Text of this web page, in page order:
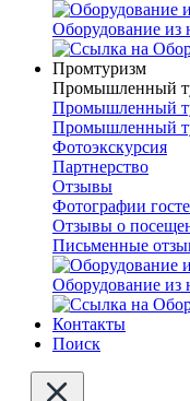
Оборудование из
Промтуризм
Промышленный
Промышленный
Промышленный
Фотоэкскурсия
Партнерство
Отзывы
Фотографии
Отзывы о
Письменные
Оборудование из
Контакты
Поиск